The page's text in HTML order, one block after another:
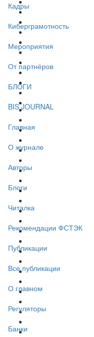
Кадры
Киберграмотность
Мероприятия
От партнёров
БЛОГИ
BIS JOURNAL
Главная
О журнале
Авторы
Блоги
Читалка
Рекомендации ФСТЭК
Публикации
Все публикации
О главном
Регуляторы
Банки